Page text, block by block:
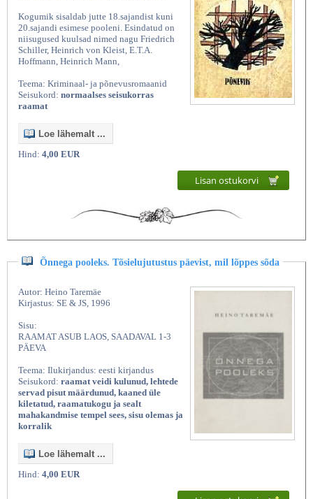
Kogumik sisaldab jutte 18.sajandist kuni
20.sajandi esimese pooleni. Esindatud on
niisugused kuulsad nimed nagu Friedrich
Schiller, Heinrich von Kleist, E.T.A.
Hoffmann, Heinrich Mann,
Teema: Kriminaal- ja põnevusromaanid
Seisukord: normaalses seisukorras
raamat
Loe lähemalt ...
Hind: 4,00 EUR
Lisan ostukorvi
Õnnega pooleks. Tõsielujutustus päevist, mil lõppes sõda
Autor: Heino Taremäe
Kirjastus: SE & JS, 1996
Sisu:
RAAMAT ASUB LAOS, SAADAVAL 1-3
PÄEVA
Teema: Ilukirjandus: eesti kirjandus
Seisukord: raamat veidi kulunud, lehtede
servad pisut määrdunud, kaaned üle
kiletatud, raamatukogu ja sealt
mahakandmise tempel sees, sisu olemas ja
korralik
Loe lähemalt ...
Hind: 4,00 EUR